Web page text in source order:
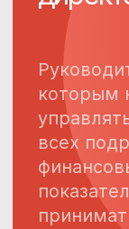
Что
в